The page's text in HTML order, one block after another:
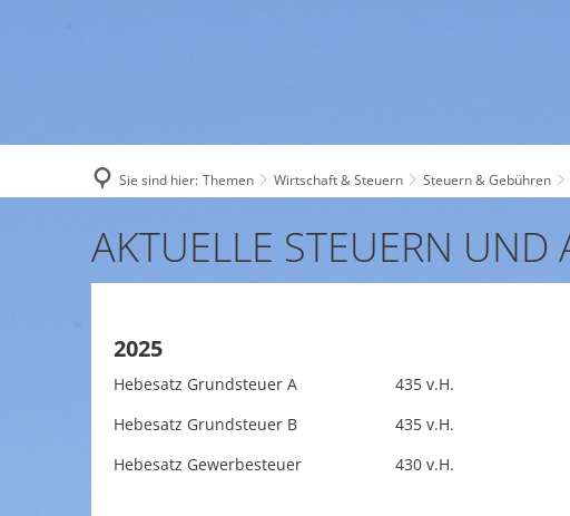
Sie sind hier: Themen Wirtschaft & Steuern Steuern & Gebühren
Aktuelle
Gebühren
2025
Hebesatz Grundsteuer A 435 v.H.
Hebesatz Grundsteuer B 435 v.H.
Hebesatz Gewerbesteuer 430 v.H.